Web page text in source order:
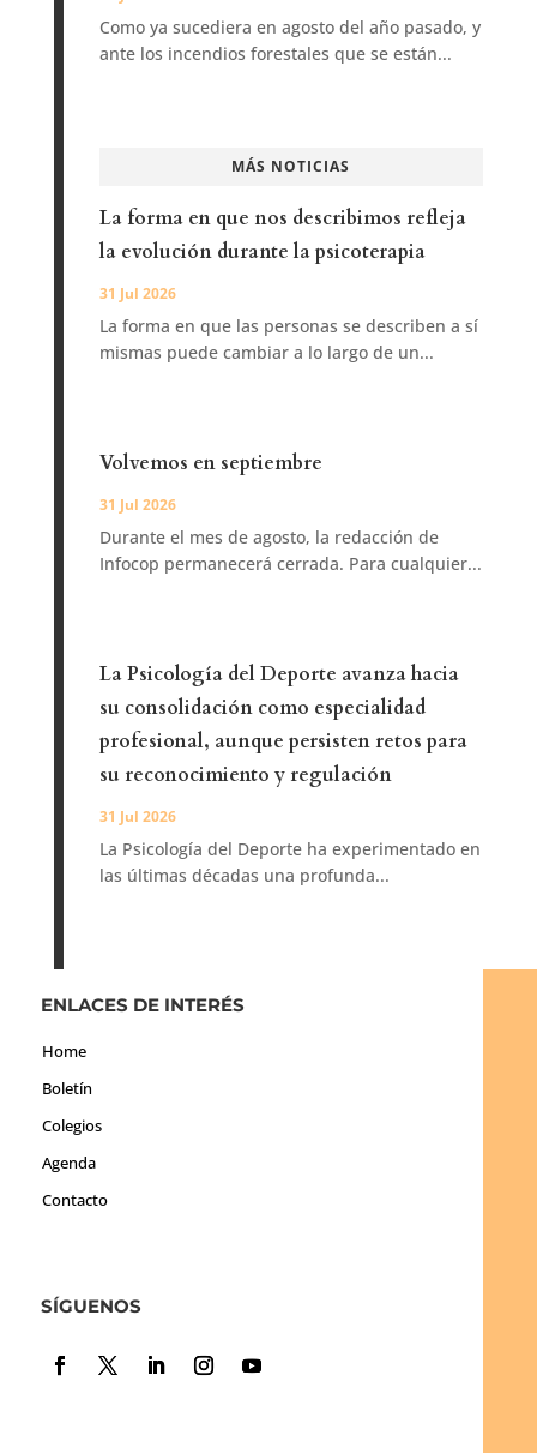
Como ya sucediera en agosto del año pasado, y
ante los incendios forestales que se están...
MÁS NOTICIAS
La forma en que nos describimos refleja
la evolución durante la psicoterapia
31 Jul 2026
La forma en que las personas se describen a sí
mismas puede cambiar a lo largo de un...
Volvemos en septiembre
31 Jul 2026
Durante el mes de agosto, la redacción de
Infocop permanecerá cerrada. Para cualquier...
La Psicología del Deporte avanza hacia
su consolidación como especialidad
profesional, aunque persisten retos para
su reconocimiento y regulación
31 Jul 2026
La Psicología del Deporte ha experimentado en
las últimas décadas una profunda...
ENLACES DE INTERÉS
Home
Boletín
Colegios
Agenda
Contacto
SÍGUENOS